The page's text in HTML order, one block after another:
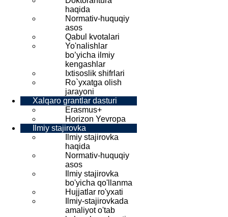
haqida
Normativ-huquqiy
asos
Qabul kvotalari
Yo'nalishlar
bo’yicha ilmiy
kengashlar
Ixtisoslik shifrlari
Ro`yxatga olish
jarayoni
Xalqaro grantlar dasturi
Erasmus+
Horizon Yevropa
Ilmiy stajirovka
Ilmiy stajirovka
haqida
Normativ-huquqiy
asos
Ilmiy stajirovka
bo'yicha qo'llanma
Hujjatlar ro'yxati
Ilmiy-stajirovkada
amaliyot o'tab